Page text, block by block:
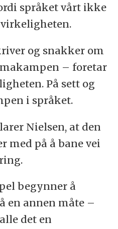
arbeider for å
og at de går inn
språket vårt ikke
og snakker om
– foretar
På sett og
i språket.
Nielsen, at den
med på å bane vei
begynner å
en annen måte –
det en